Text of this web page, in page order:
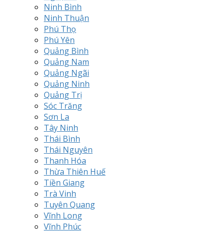
Ninh Bình
Ninh Thuận
Phú Thọ
Phú Yên
Quảng Bình
Quảng Nam
Quảng Ngãi
Quảng Ninh
Quảng Trị
Sóc Trăng
Sơn La
Tây Ninh
Thái Bình
Thái Nguyên
Thanh Hóa
Thừa Thiên Huế
Tiền Giang
Trà Vinh
Tuyên Quang
Vĩnh Long
Vĩnh Phúc